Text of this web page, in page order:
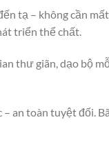
tạ – không cần
triển thể chất.
thư giãn, dạo bộ
an toàn tuyệt đối.